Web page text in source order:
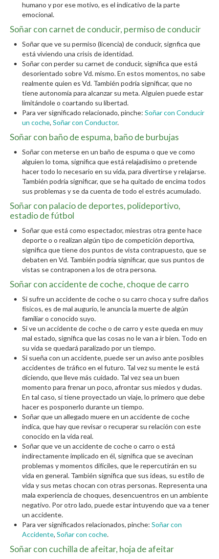
humano y por ese motivo, es el indicativo de la parte
emocional.
Soñar con carnet de conducir, permiso de conducir
Soñar que ve su permiso (licencia) de conducir, signfica que
está viviendo una crisis de identidad.
Soñar con perder su carnet de conducir, significa que está
desorientado sobre Vd. mismo. En estos momentos, no sabe
realmente quien es Vd. También podría significar, que no
tiene autonomía para alcanzar su meta. Alguien puede estar
limitándole o coartando su libertad.
Para ver significado relacionado, pinche: Soñar con Conducir
un coche, Soñar con Conductor.
Soñar con baño de espuma, baño de burbujas
Soñar con meterse en un baño de espuma o que ve como
alguien lo toma, significa que está relajadísimo o pretende
hacer todo lo necesario en su vida, para divertirse y relajarse.
También podría significar, que se ha quitado de encima todos
sus problemas y se da cuenta de todo el estrés acumulado.
Soñar con palacio de deportes, polideportivo,
estadio de fútbol
Soñar que está como espectador, miestras otra gente hace
deporte o o realizan algún tipo de competición deportiva,
significa que tiene dos puntos de vista contrapuesto, que se
debaten en Vd. También podría significar, que sus puntos de
vistas se contraponen a los de otra persona.
Soñar con accidente de coche, choque de carro
Si sufre un accidente de coche o su carro choca y sufre daños
físicos, es de mal augurio, le anuncia la muerte de algún
familiar o conocido suyo.
Si ve un accidente de coche o de carro y este queda en muy
mal estado, significa que las cosas no le van a ir bien. Todo en
su vida se quedará paralizado por un tiempo.
Si sueña con un accidente, puede ser un aviso ante posibles
accidentes de tráfico en el futuro. Tal vez su mente le está
diciendo, que lleve más cuidado. Tal vez sea un buen
momento para frenar un poco, afrontar sus miedos y dudas.
En tal caso, si tiene proyectado un viaje, lo primero que debe
hacer es posponerlo durante un tiempo.
Soñar que un allegado muere en un accidente de coche
indica, que hay que revisar o recuperar su relación con este
conocido en la vida real.
Soñar que ve un accidente de coche o carro o está
indirectamente implicado en él, significa que se avecinan
problemas y momentos difíciles, que le repercutirán en su
vida en general. También significa que sus ideas, su estilo de
vida y sus metas chocan con otras personas. Representa una
mala experiencia de choques, desencuentros en un ambiente
negativo. Por otro lado, puede estar intuyendo que va a tener
un accidente.
Para ver significados relacionados, pinche: Soñar con
Accidente, Soñar con coche.
Soñar con cuchilla de afeitar, hoja de afeitar